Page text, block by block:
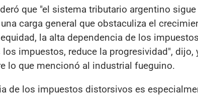
que "el sistema tributario argentino
carga general que obstaculiza el
la alta dependencia de los
impuestos, reduce la progresividad",
lo que mencionó al industrial fueguino.
de los impuestos distorsivos es